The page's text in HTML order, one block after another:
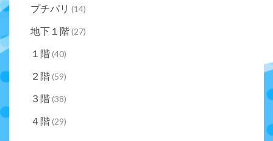
プチパリ (14)
地下１階(27)
１階(40)
２階(59)
３階(38)
４階(29)